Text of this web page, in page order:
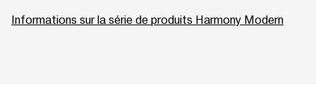
Informations sur la série de produits Harmony Modern